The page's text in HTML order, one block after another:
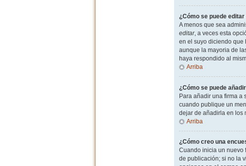
¿Cómo se puede
A menos que sea
editar, a veces esta
en el suyo diciendo que
aunque la mayoria de
haya respondido al
Arriba
¿Cómo se puede
Para añadir una firma a
cuando publique un
dejar de añadirla en los
Arriba
¿Cómo creo una
Cuando inicia un nuevo
de publicación; si no la